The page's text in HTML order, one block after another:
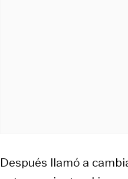
Después llamó a